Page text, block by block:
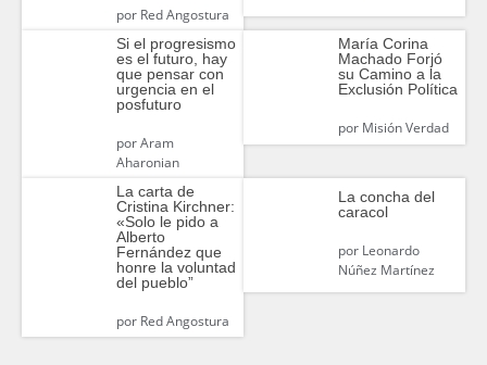
porRed Angostura
Si el progresismo
es el futuro, hay
que pensar con
urgencia en el
posfuturo
porAram
Aharonian
María Corina
Machado Forjó
su Camino a la
Exclusión Política
porMisión Verdad
La carta de
Cristina Kirchner:
«Solo le pido a
Alberto
Fernández que
honre la voluntad
del pueblo”
porRed Angostura
La concha del
caracol
porLeonardo
Núñez Martínez